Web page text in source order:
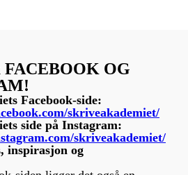
FACEBOOK OG
Facebook-side:
skriveakademiet/
side på Instagram:
skriveakademiet/
inspirasjon og